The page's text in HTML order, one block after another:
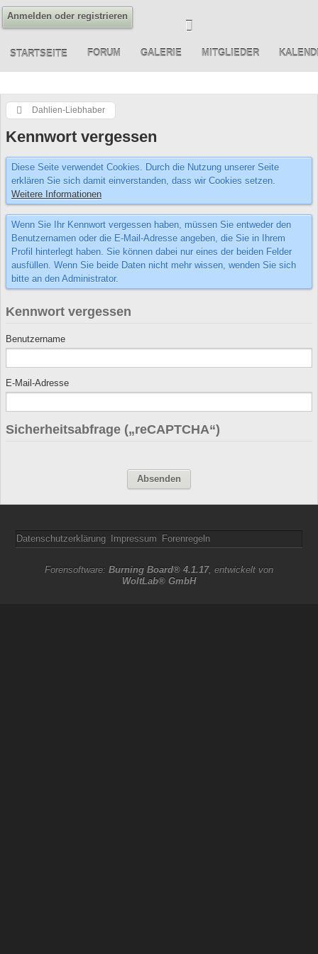
Anmelden oder registrieren
STARTSEITE FORUM GALERIE MITGLIEDER
Dahlien-Liebhaber
Kennwort vergessen
Diese Seite verwendet Cookies. Durch die Nutzung unserer Seite
erklären Sie sich damit einverstanden, dass wir Cookies setzen.
Weitere Informationen
Wenn Sie Ihr Kennwort vergessen haben, müssen Sie entweder den
Benutzernamen oder die E-Mail-Adresse angeben, die Sie in Ihrem
Profil hinterlegt haben. Sie können dabei nur eines der beiden Felder
ausfüllen. Wenn Sie beide Daten nicht mehr wissen, wenden Sie sich
bitte an den Administrator.
Kennwort vergessen
Benutzername
E-Mail-Adresse
Sicherheitsabfrage („reCAPTCHA“)
Datenschutzerklärung Impressum Forenregeln
Forensoftware: Burning Board® 4.1.17, entwickelt von
WoltLab® GmbH